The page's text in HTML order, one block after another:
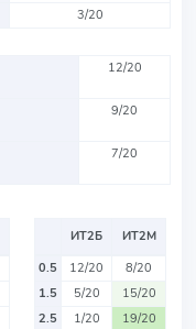
3/20
12/20
9/20
7/20
ИТ2Б
ИТ2М
0.5
12/20
8/20
1.5
5/20
15/20
2.5
1/20
19/20